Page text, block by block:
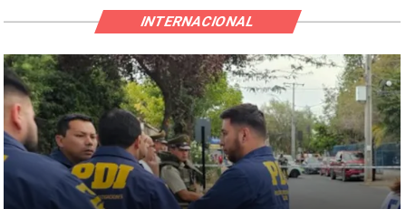
INTERNACIONAL